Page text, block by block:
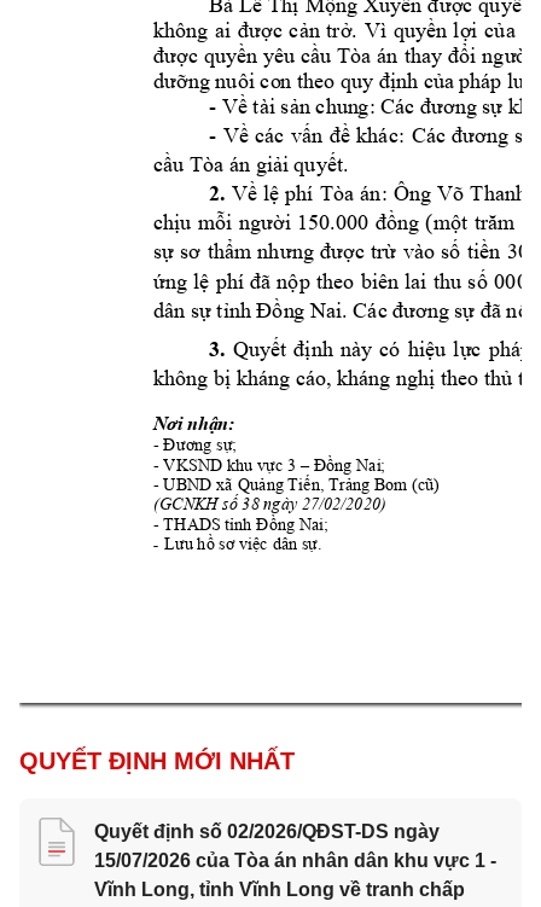
Lê Thị Mộng Xuyên được quyền
không ai được cản trở. Vì quyền lợi của
được quyền yêu cầu Tòa án thay đổi ngườ
dưỡng nuôi con theo quy định của pháp
- Về tài sản chung: Các đương sự
- Về các vấn đề khác: Các đương sự
cầu Tòa án giải quyết.
2. Về lệ phí Tòa án: Ông Võ Thanh
chịu mỗi người 150.000 đồng (một trăm
sự sơ thẩm nhưng được trừ vào số tiền
ứng lệ phí đã nộp theo biên lai thu số
dân sự tỉnh Đồng Nai. Các đương sự đã
3. Quyết định này có hiệu lực pháp
không bị kháng cáo, kháng nghị theo thủ
Nơi nhận:
- Đương sự;
- VKSND khu vực 3 – Đồng Nai;
- UBND xã Quảng Tiến, Trảng Bom (cũ)
(GCNKH số 38 ngày 27/02/2020)
- THADS tỉnh Đồng Nai;
- Lưu hồ sơ việc dân sự.
QUYẾT ĐỊNH MỚI NHẤT
Quyết định số 02/2026/QĐST-DS ngày
15/07/2026 của Tòa án nhân dân khu vực 1 -
Vĩnh Long, tỉnh Vĩnh Long về tranh chấp